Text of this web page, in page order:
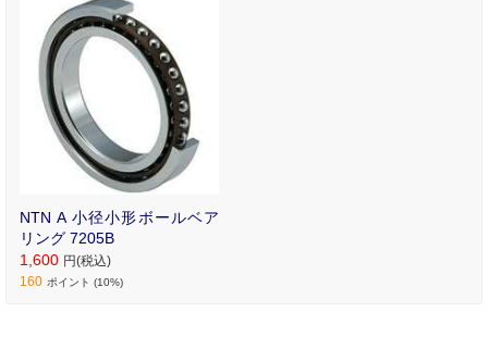
がラジアル方向に対して
ある角度(接触角)をもっ
ています｡
NTN A 小径小形ボールベア
リング 7205B
1,600 円(税込)
160 ポイント (10%)